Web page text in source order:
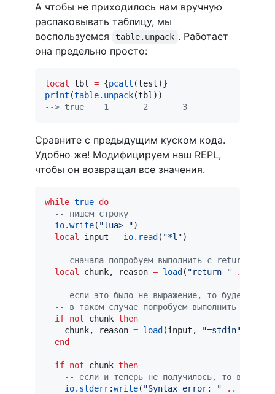
А чтобы не приходилось нам вручную
распаковывать таблицу, мы
воспользуемся
table.unpack . Работает
она предельно просто:
local tbl = {pcall (test
print (table.unpack(tbl
--> true    1       2       3
Сравните с предыдущим куском кода.
Удобно же! Модифицируем наш REPL,
чтобы он возвращал все значения.
while true do
--
пишем строку
io.write( "lua> ")
local
input = io.read ( "*l ")
--
сначала попробуем выполнить с return
local
chunk, reason = load ( "return " ..
--
если это было не выражение, то будет
--
в таком случае попробуем выполнить без
if not chunk then
chunk, reason = load (input , "=stdin"
end
if not chunk then
--
если и теперь не получилось, то в
io.stderr:write( "Syntax error: " ..